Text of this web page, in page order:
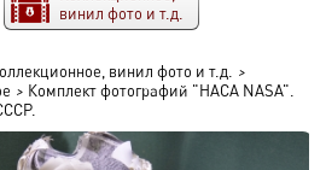
винил фото и т.д.
винил фото и т.д.
>
> Комплект фотографий "НАСА NASA".